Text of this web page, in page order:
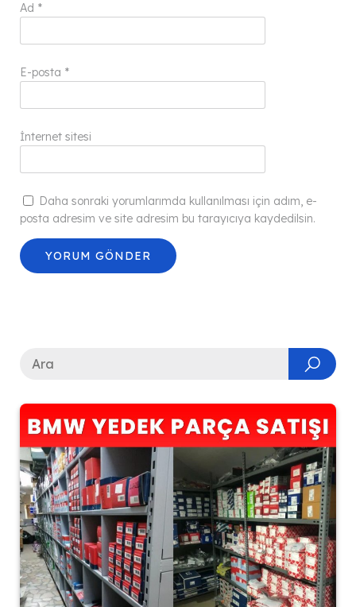
Ad *
E-posta *
İnternet sitesi
Daha sonraki yorumlarımda kullanılması için adım, e-
posta adresim ve site adresim bu tarayıcıya kaydedilsin.